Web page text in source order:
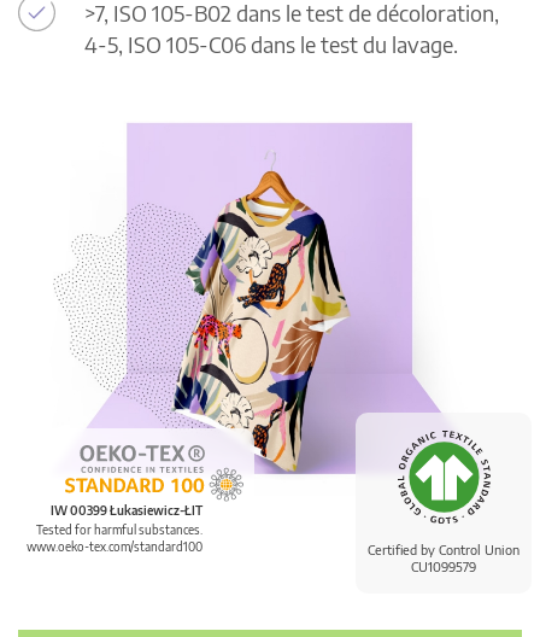
Certified by Control Union
CU1099579
IW 00399 Łukasiewicz-ŁIT
Tested for harmful substances.
www.oeko-tex.com/standard100
>7, ISO 105-B02 dans le test de décoloration,
4-5, ISO 105-C06 dans le test du lavage.